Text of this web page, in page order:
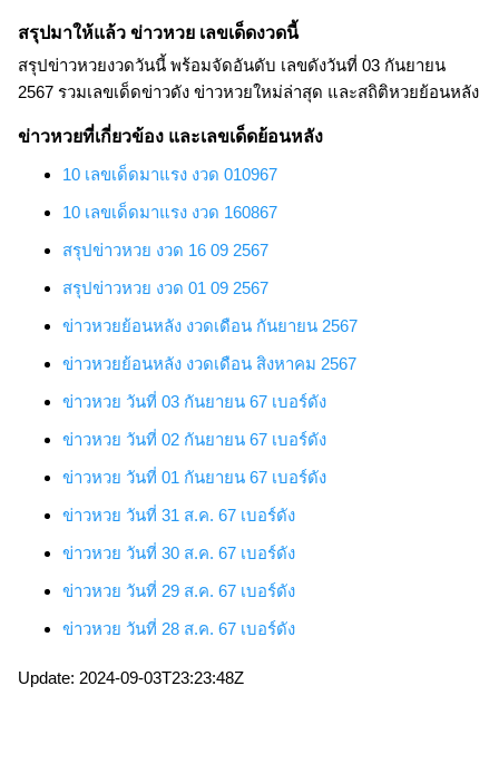
สรุปมาให้แล้ว ข่าวหวย เลขเด็ดงวดนี้
สรุปข่าวหวยงวดวันนี้ พร้อมจัดอันดับ เลขดังวันที่ 03 กันยายน
2567 รวมเลขเด็ดข่าวดัง ข่าวหวยใหม่ล่าสุด และสถิติหวยย้อนหลัง
ข่าวหวยที่เกี่ยวข้อง และเลขเด็ดย้อนหลัง
10 เลขเด็ดมาแรง งวด 010967
10 เลขเด็ดมาแรง งวด 160867
สรุปข่าวหวย งวด 16 09 2567
สรุปข่าวหวย งวด 01 09 2567
ข่าวหวยย้อนหลัง งวดเดือน กันยายน 2567
ข่าวหวยย้อนหลัง งวดเดือน สิงหาคม 2567
ข่าวหวย วันที่ 03 กันยายน 67 เบอร์ดัง
ข่าวหวย วันที่ 02 กันยายน 67 เบอร์ดัง
ข่าวหวย วันที่ 01 กันยายน 67 เบอร์ดัง
ข่าวหวย วันที่ 31 ส.ค. 67 เบอร์ดัง
ข่าวหวย วันที่ 30 ส.ค. 67 เบอร์ดัง
ข่าวหวย วันที่ 29 ส.ค. 67 เบอร์ดัง
ข่าวหวย วันที่ 28 ส.ค. 67 เบอร์ดัง
Update: 2024-09-03T23:23:48Z